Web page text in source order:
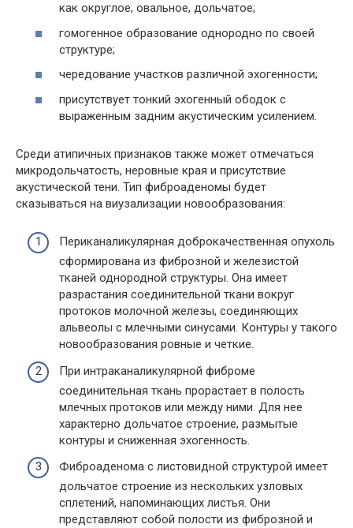
как округлое, овальное, дольчатое;
гомогенное образование однородно по своей
структуре;
чередование участков различной эхогенности;
присутствует тонкий эхогенный ободок с
выраженным задним акустическим усилением.
Среди атипичных признаков также может отмечаться
микродольчатость, неровные края и присутствие
акустической тени. Тип фиброаденомы будет
сказываться на виузализации новообразования:
Периканаликулярная доброкачественная опухоль
сформирована из фиброзной и железистой
тканей однородной структуры. Она имеет
разрастания соединительной ткани вокруг
протоков молочной железы, соединяющих
альвеолы с млечными синусами. Контуры у такого
новообразования ровные и четкие.
При интраканаликулярной фиброме
соединительная ткань прорастает в полость
млечных протоков или между ними. Для нее
характерно дольчатое строение, размытые
контуры и сниженная эхогенность.
Фиброаденома с листовидной структурой имеет
дольчатое строение из нескольких узловых
сплетений, напоминающих листья. Они
представляют собой полости из фиброзной и